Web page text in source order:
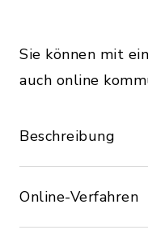
Sie können mit
auch online
Beschreibung
Online-Verfahren